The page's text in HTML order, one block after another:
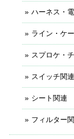
ハーネス・
ライン・ケ
スプロケ・
スイッチ関連
シート関連
フィルター